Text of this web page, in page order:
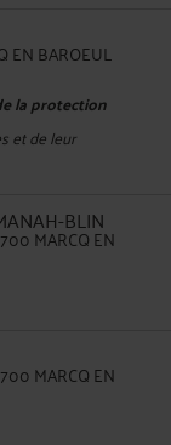
EN BAROEUL
la protection
et de leur
BLIN
MARCQ EN
MARCQ EN